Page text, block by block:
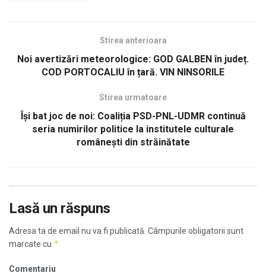
Stirea anterioara
Noi avertizări meteorologice: GOD GALBEN în județ.
COD PORTOCALIU în țară. VIN NINSORILE
Stirea urmatoare
Își bat joc de noi: Coaliția PSD-PNL-UDMR continuă
seria numirilor politice la institutele culturale
românești din străinătate
Lasă un răspuns
Adresa ta de email nu va fi publicată. Câmpurile obligatorii sunt
marcate cu *
Comentariu